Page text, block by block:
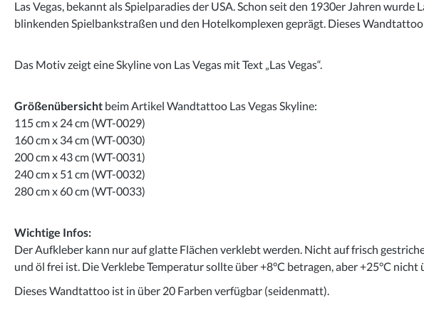
Las Vegas, bekannt als Spielparadies der USA. Schon seit den 1930er Jahren
blinkenden Spielbankstraßen und den Hotelkomplexen geprägt. Dieses
Das Motiv zeigt eine Skyline von Las Vegas mit Text „Las Vegas“.
Größenübersicht beim Artikel Wandtattoo Las Vegas Skyline:
115 cm x 24 cm (WT-0029)
160 cm x 34 cm (WT-0030)
200 cm x 43 cm (WT-0031)
240 cm x 51 cm (WT-0032)
280 cm x 60 cm (WT-0033)
Wichtige Infos:
Der Aufkleber kann nur auf glatte Flächen verklebt werden. Nicht auf frisch
und öl frei ist. Die Verklebe Temperatur sollte über +8°C betragen, aber +25°C nicht
Dieses Wandtattoo ist in über 20 Farben verfügbar (seidenmatt).